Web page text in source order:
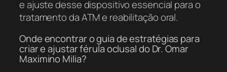
e ajuste desse dispositivo essencial para o
tratamento da ATM e reabilitação oral.
Onde encontrar o guia de estratégias para
criar e ajustar férula oclusal do Dr. Omar
Maximino Milia?